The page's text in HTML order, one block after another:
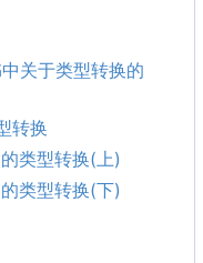
关于类型转换的
转换
类型转换(上)
类型转换(下)